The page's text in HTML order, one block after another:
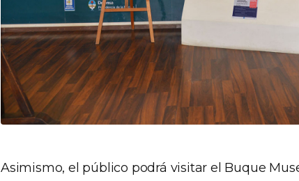
Asimismo, el público podrá visitar el Buque